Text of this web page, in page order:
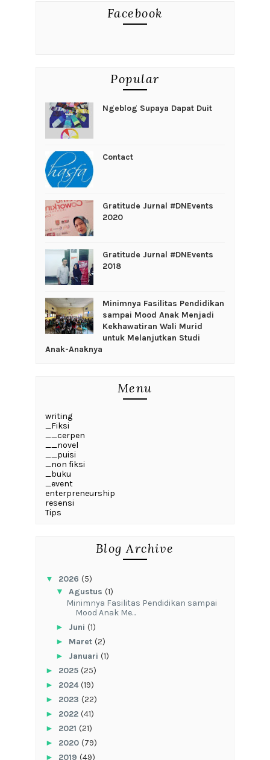
Facebook
Popular
Ngeblog Supaya Dapat Duit
Contact
Gratitude Jurnal #DNEvents
2020
Gratitude Jurnal #DNEvents
2018
‎Minimnya Fasilitas Pendidikan
sampai Mood Anak Menjadi
Kekhawatiran Wali Murid
untuk Melanjutkan Studi
Anak-Anaknya
Menu
writing
_Fiksi
__cerpen
__novel
__puisi
_non fiksi
_buku
_event
enterpreneurship
resensi
Tips
Blog Archive
▼ 2026 (5)
▼ Agustus (1)
‎Minimnya Fasilitas Pendidikan sampai
Mood Anak Me...
► Juni (1)
► Maret (2)
► Januari (1)
► 2025 (25)
► 2024(19)
► 2023 (22)
► 2022 (41)
► 2021 (21)
► 2020 (79)
► 2019 (49)